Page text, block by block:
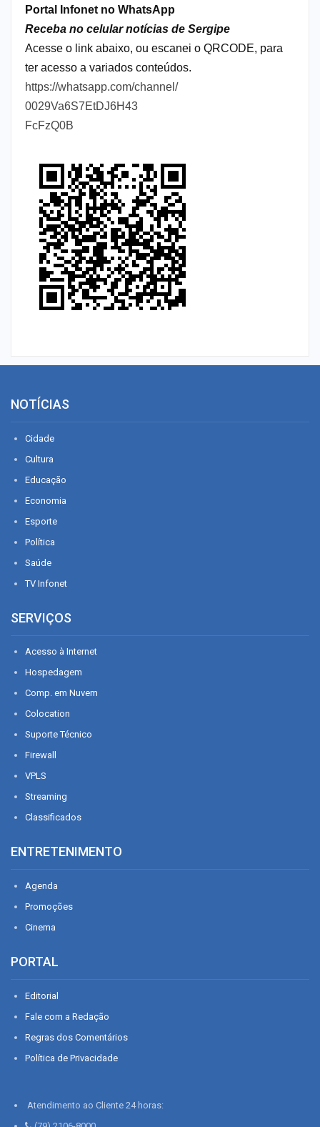
Portal Infonet no WhatsApp
Receba no celular notícias de Sergipe
Acesse o link abaixo, ou escanei o QRCODE, para
ter acesso a variados conteúdos.
https://whatsapp.com/channel/
0029Va6S7EtDJ6H43
FcFzQ0B
NOTÍCIAS
Cidade
Cultura
Educação
Economia
Esporte
Política
Saúde
TV Infonet
SERVIÇOS
Acesso à Internet
Hospedagem
Comp. em Nuvem
Colocation
Suporte Técnico
Firewall
VPLS
Streaming
Classificados
ENTRETENIMENTO
Agenda
Promoções
Cinema
PORTAL
Editorial
Fale com a Redação
Regras dos Comentários
Política de Privacidade
Atendimento ao Cliente 24 horas: